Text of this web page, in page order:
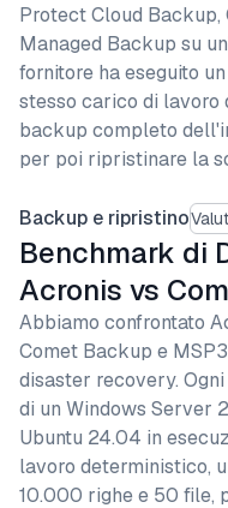
Protect Cloud
Managed Backup su
fornitore ha eseguito
stesso carico di
backup completo
per poi ripristinare la
Backup e ripristino
Benchmark di
Acronis vs
Abbiamo confrontato
Comet Backup e
disaster recovery.
di un Windows Server
Ubuntu 24.04 in
lavoro deterministico,
10.000 righe e 50 file,